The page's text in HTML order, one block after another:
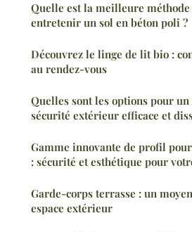
Quelle est la meilleure
entretenir un sol en béton poli ?
Découvrez le linge de lit bio :
au rendez-vous
Quelles sont les options pour un
sécurité extérieur efficace et
Gamme innovante de profil
: sécurité et esthétique pour
Garde-corps terrasse : un
espace extérieur